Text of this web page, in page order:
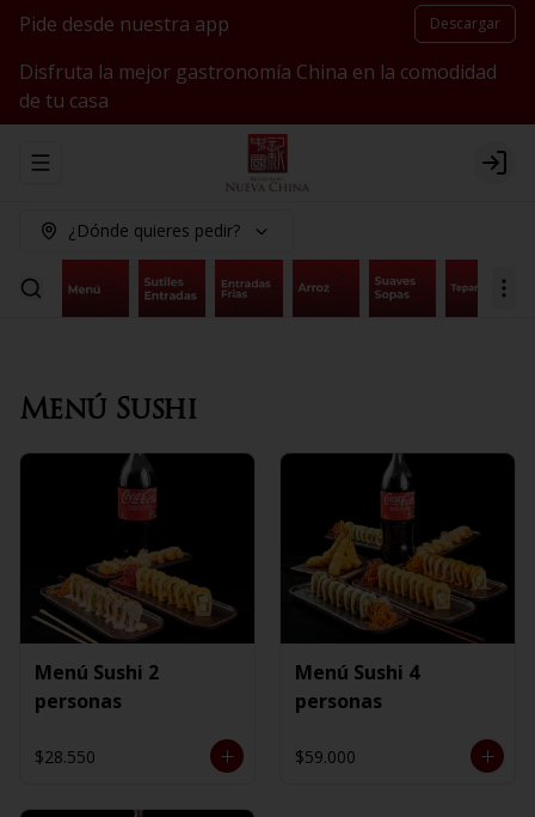
Pide desde nuestra app Descargar
Disfruta la mejor gastronomía China en la comodidad
de tu casa
Abrir menu de navegación Login
¿Dónde quieres pedir?
Menú Sushi
Menú Sushi 2
personas
$28.550
Menú Sushi 4
personas
$59.000